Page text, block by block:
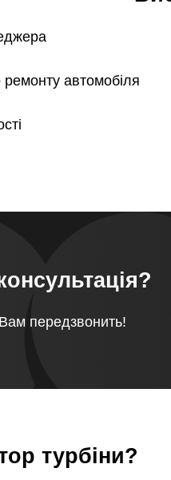
автомобіля
передзвонить!
турбіни?